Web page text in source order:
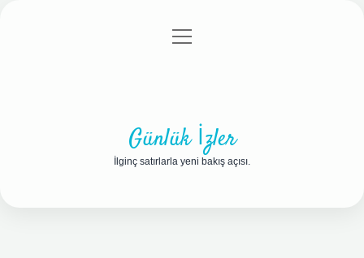
Gizlilik Politikası
menüyü
Günlük İzler
İlginç satırlarla yeni bakış açısı.